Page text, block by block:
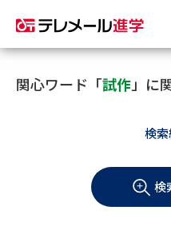
資料請求
大学・短大の資料種類か
関心ワード「試作」に
検
検